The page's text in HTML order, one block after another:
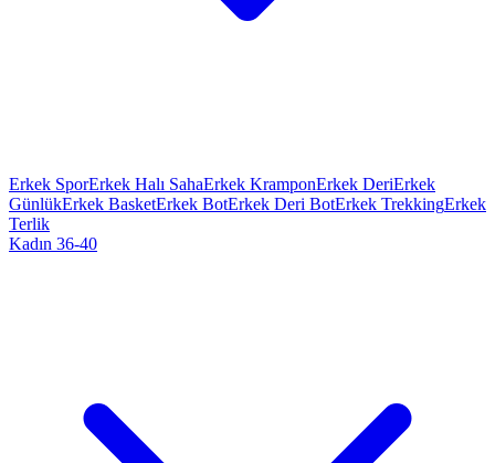
Erkek SporErkek Halı SahaErkek KramponErkek DeriErkek
GünlükErkek BasketErkek BotErkek Deri BotErkek TrekkingErkek
Terlik
Kadın 36-40